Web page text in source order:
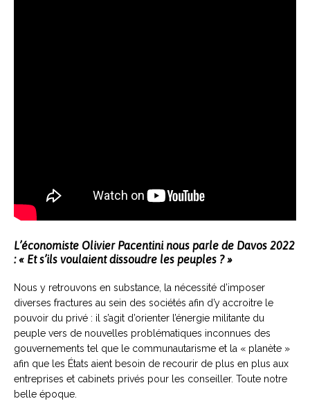
L’économiste Olivier Pacentini nous parle de Davos 2022
: « Et s’ils voulaient dissoudre les peuples ? »
Nous y retrouvons en substance, la nécessité d’imposer
diverses fractures au sein des sociétés afin d’y accroitre le
pouvoir du privé : il s’agit d’orienter l’énergie militante du
peuple vers de nouvelles problématiques inconnues des
gouvernements tel que le communautarisme et la « planète »
afin que les États aient besoin de recourir de plus en plus aux
entreprises et cabinets privés pour les conseiller. Toute notre
belle époque.